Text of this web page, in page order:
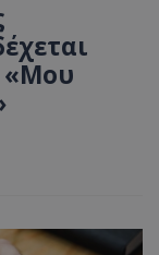
«Μου